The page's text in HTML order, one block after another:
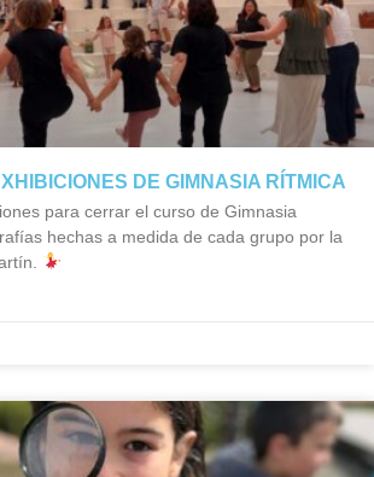
DE GIMNASIA RÍTMICA
para cerrar el curso de Gimnasia
hechas a medida de cada grupo por la